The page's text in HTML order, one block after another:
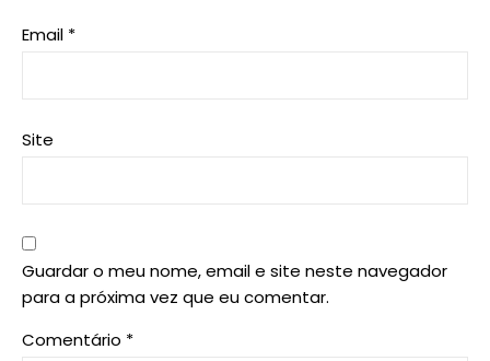
Email *
Site
Guardar o meu nome, email e site neste navegador
para a próxima vez que eu comentar.
Comentário *